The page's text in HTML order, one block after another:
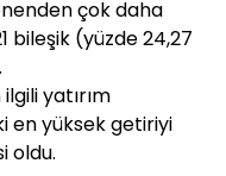
çok daha
bileşik (yüzde 24,27
yatırım
en yüksek getiriyi
oldu.